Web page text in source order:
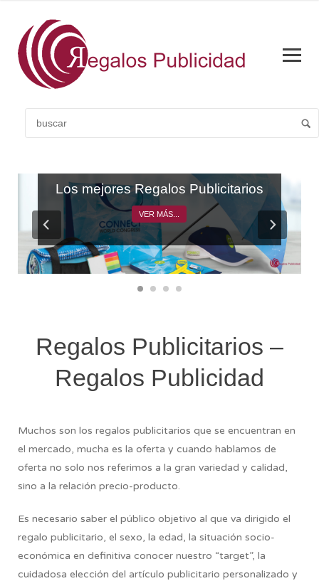
Los mejores Regalos Publicitarios
VER MÁS...
Regalos Publicitarios –
Regalos Publicidad
Muchos son los regalos publicitarios que se encuentran en
el mercado, mucha es la oferta y cuando hablamos de
oferta no solo nos referimos a la gran variedad y calidad,
sino a la relación precio-producto.
Es necesario saber el público objetivo al que va dirigido el
regalo publicitario, el sexo, la edad, la situación socio-
económica en definitiva conocer nuestro “target”, la
cuidadosa elección del artículo publicitario personalizado y